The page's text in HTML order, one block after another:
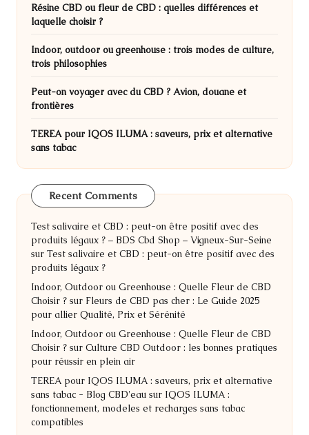
Résine CBD ou fleur de CBD : quelles différences et
laquelle choisir ?
Indoor, outdoor ou greenhouse : trois modes de culture,
trois philosophies
Peut-on voyager avec du CBD ? Avion, douane et
frontières
TEREA pour IQOS ILUMA : saveurs, prix et alternative
sans tabac
Recent Comments
Test salivaire et CBD : peut-on être positif avec des
produits légaux ? – BDS Cbd Shop – Vigneux-Sur-Seine
sur Test salivaire et CBD : peut-on être positif avec des
produits légaux ?
Indoor, Outdoor ou Greenhouse : Quelle Fleur de CBD
Choisir ? sur Fleurs de CBD pas cher : Le Guide 2025
pour allier Qualité, Prix et Sérénité
Indoor, Outdoor ou Greenhouse : Quelle Fleur de CBD
Choisir ? sur Culture CBD Outdoor : les bonnes pratiques
pour réussir en plein air
TEREA pour IQOS ILUMA : saveurs, prix et alternative
sans tabac - Blog CBD'eau sur IQOS ILUMA :
fonctionnement, modeles et recharges sans tabac
compatibles